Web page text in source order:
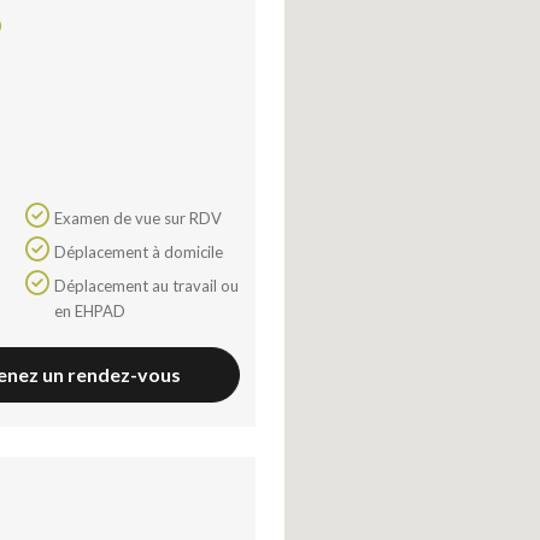
Examen de vue sur RDV
Déplacement à domicile
en EHPAD
un rendez-vous
Lire la politique de confidentialité
Tout cocher
Affiche la vidéo intégrée hébergée sur YouTube
Annonces avant, entre ou après une vidéo YouTube
Facebook